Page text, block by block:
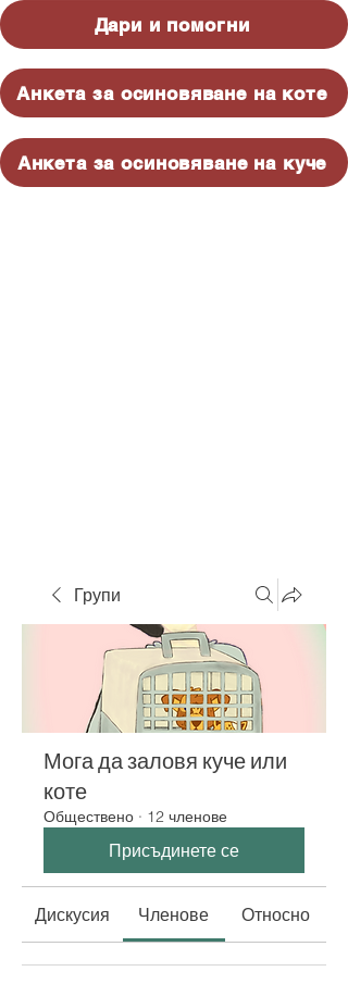
Дари и помогни
Анкета за осиновяване на коте
Анкета за осиновяване на куче
Групи
Мога да заловя куче или
коте
Обществено · 12 членове
Присъдинете се
Дискусия Членове Относно